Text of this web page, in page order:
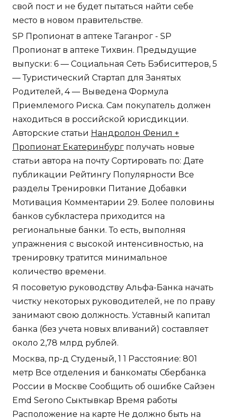
свой пост и не будет пытаться найти себе
место в новом правительстве.
SP Пропионат в аптеке Таганрог - SP
Пропионат в аптеке Тихвин. Предыдущие
выпуски: 6 — Социальная Сеть Бэбиситтеров, 5
— Туристический Стартап для Занятых
Родителей, 4 — Выведена Формула
Приемлемого Риска. Сам покупатель должен
находиться в российской юрисдикции.
Авторские статьи Нандролон Фенил +
Пропионат Екатеринбург получать новые
статьи автора на почту Сортировать по: Дате
публикации Рейтингу Популярности Все
разделы Тренировки Питание Добавки
Мотивация Комментарии 29. Более половины
банков субкластера приходится на
региональные банки. То есть, выполняя
упражнения с высокой интенсивностью, на
тренировку тратится минимальное
количество времени.
Я посоветую руководству Альфа-Банка начать
чистку некоторых руководителей, не по праву
занимают свою должность. Уставный капитал
банка (без учета новых вливаний) составляет
около 2,78 млрд рублей.
Москва, пр-д Студеный, 1 1 Расстояние: 801
метр Все отделения и банкоматы Сбербанка
России в Москве Сообщить об ошибке Сайзен
Emd Serono Сыктывкар Время работы
Расположение на карте Не должно быть на